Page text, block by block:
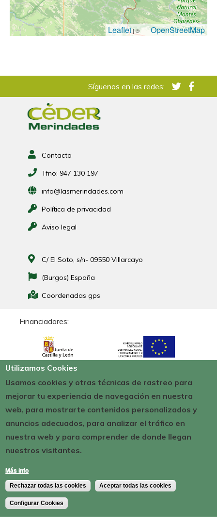
Leaflet| © OpenStreetMap
Síguenos en las redes:
Contacto
Tfno: 947 130 197
info@lasmerindades.com
Política de privacidad
Aviso legal
C/ El Soto, s/n- 09550 Villarcayo
(Burgos) España
Coordenadas gps
Financiadores:
Utilizamos Cookies
Usamos cookies y otras técnicas de rastreo para
mejorar tu experiencia de navegación en nuestra
web, para mostrarte contenidos personalizados y
anuncios adecuados, para analizar el tráfico en
nuestra web y para comprender de donde llegan
nuestros visitantes.
Más info
Rechazar todas las cookies Aceptar todas las cookies
Configurar Cookies